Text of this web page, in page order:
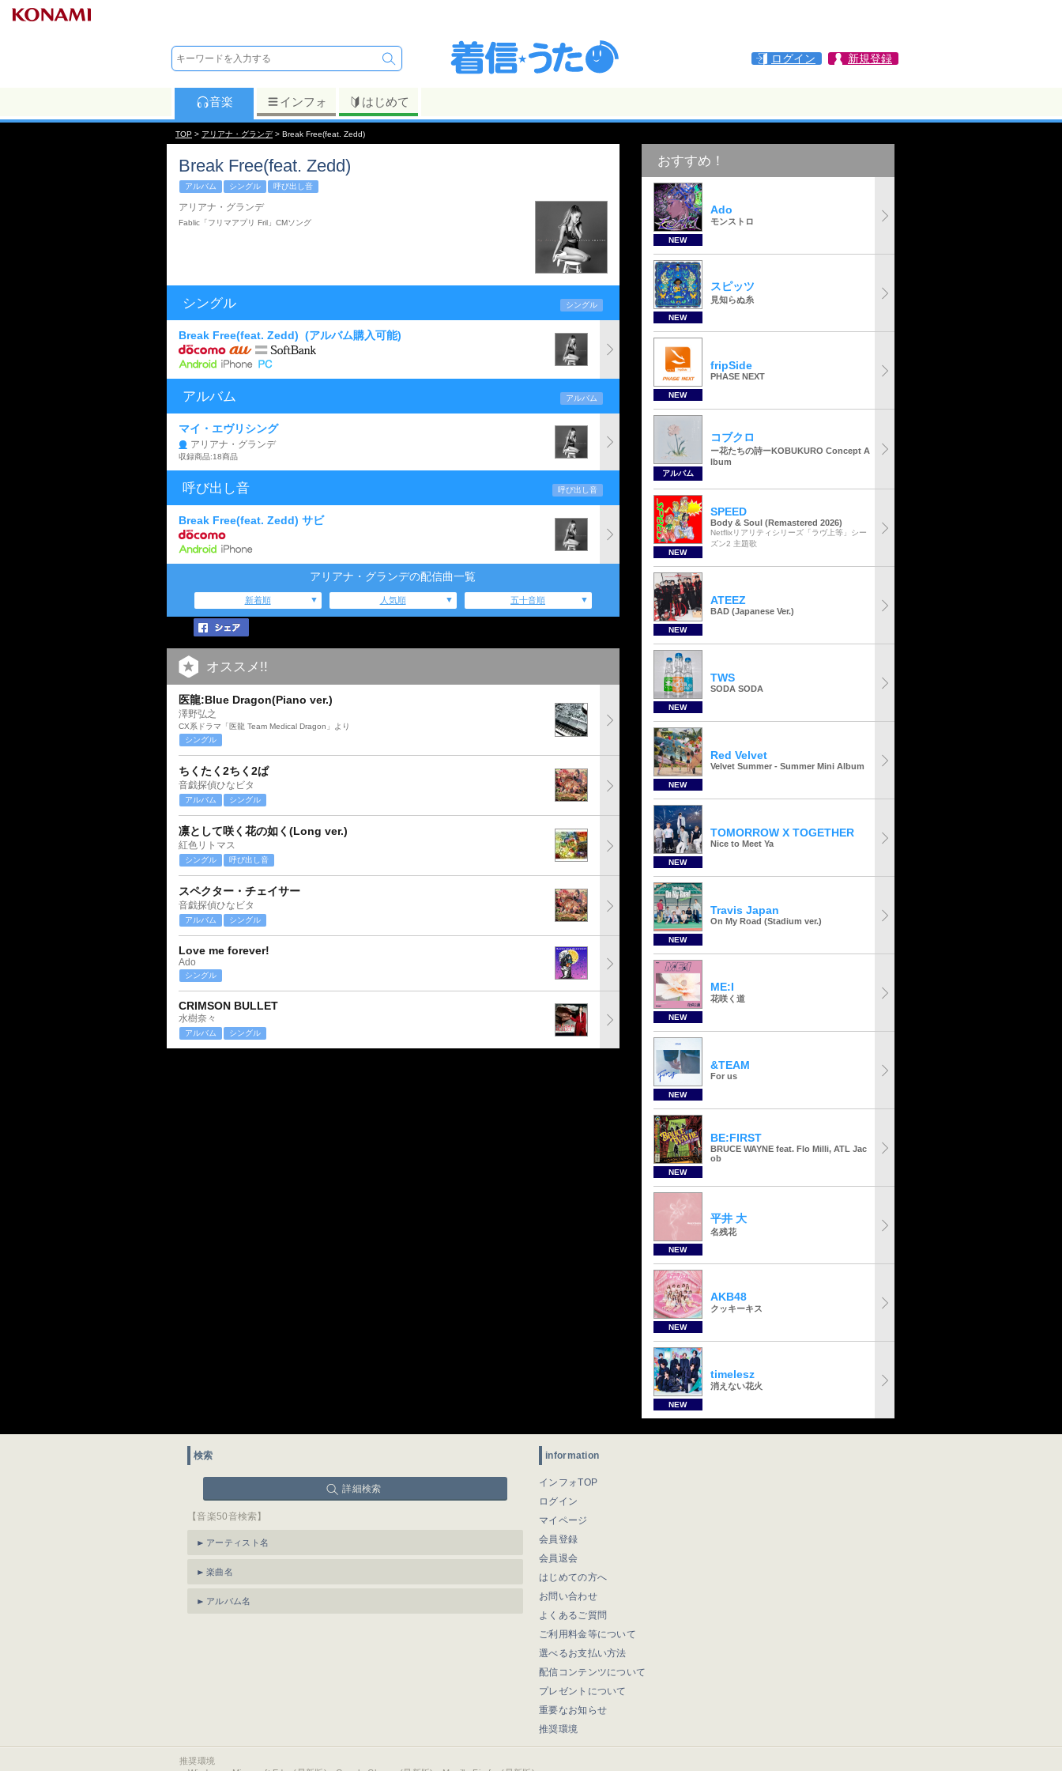
ログイン 新規登録
音楽 インフォ はじめて
TOP > アリアナ・グランデ> Break Free(feat. Zedd)
Break Free(feat. Zedd)
アルバム シングル 呼び出し音
アリアナ・グランデ
Fablic「フリマアプリ Fril」CMソング
シングル シングル
Break Free(feat. Zedd) (アルバム購入可能)
アルバム アルバム
マイ・エヴリシング
アリアナ・グランデ
収録商品:18商品
呼び出し音 呼び出し音
Break Free(feat. Zedd) サビ
アリアナ・グランデの配信曲一覧
新着順 人気順 五十音順
オススメ!!
医龍:Blue Dragon(Piano ver.)
澤野弘之
CX系ドラマ「医龍 Team Medical Dragon」より
シングル
ちくたく2ちく2ぱ
音戯探偵ひなビタ
アルバム シングル
凛として咲く花の如く(Long ver.)
紅色リトマス
シングル 呼び出し音
スペクター・チェイサー
音戯探偵ひなビタ
アルバム シングル
Love me forever!
Ado
シングル
CRIMSON BULLET
水樹奈々
アルバム シングル
おすすめ！
NEW
Ado
モンストロ
NEW
スピッツ
見知らぬ糸
NEW
fripSide
PHASE NEXT
アルバム
コブクロ
ー花たちの詩ーKOBUKURO Concept A
lbum
NEW
SPEED
Body & Soul (Remastered 2026)
Netflixリアリティシリーズ「ラヴ上等」シー
ズン2 主題歌
NEW
ATEEZ
BAD (Japanese Ver.)
NEW
TWS
SODA SODA
NEW
Red Velvet
Velvet Summer - Summer Mini Album
NEW
TOMORROW X TOGETHER
Nice to Meet Ya
NEW
Travis Japan
On My Road (Stadium ver.)
NEW
ME:I
花咲く道
NEW
&TEAM
For us
NEW
BE:FIRST
BRUCE WAYNE feat. Flo Milli, ATL Jac
ob
NEW
平井 大
名残花
NEW
AKB48
クッキーキス
NEW
timelesz
消えない花火
検索
詳細検索
【音楽50音検索】
アーティスト名
楽曲名
アルバム名
information
インフォTOP
ログイン
マイページ
会員登録
会員退会
はじめての方へ
お問い合わせ
よくあるご質問
ご利用料金等について
選べるお支払い方法
配信コンテンツについて
プレゼントについて
重要なお知らせ
推奨環境
推奨環境